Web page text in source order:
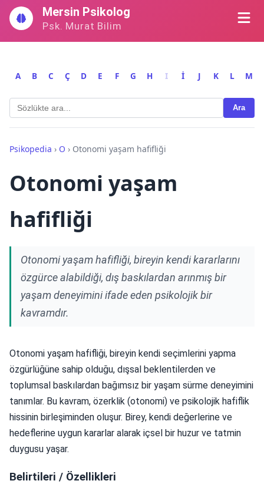
İçeriğe
geç
Mersin Psikolog
Psk. Murat Bilim
A B C Ç D E F G H I İ J K L M
Ara
Psikopedia › O › Otonomi yaşam hafifliği
Otonomi yaşam
hafifliği
Otonomi yaşam hafifliği, bireyin kendi kararlarını
özgürce alabildiği, dış baskılardan arınmış bir
yaşam deneyimini ifade eden psikolojik bir
kavramdır.
Otonomi yaşam hafifliği, bireyin kendi seçimlerini yapma
özgürlüğüne sahip olduğu, dışsal beklentilerden ve
toplumsal baskılardan bağımsız bir yaşam sürme deneyimini
tanımlar. Bu kavram, özerklik (otonomi) ve psikolojik hafiflik
hissinin birleşiminden oluşur. Birey, kendi değerlerine ve
hedeflerine uygun kararlar alarak içsel bir huzur ve tatmin
duygusu yaşar.
Belirtileri / Özellikleri